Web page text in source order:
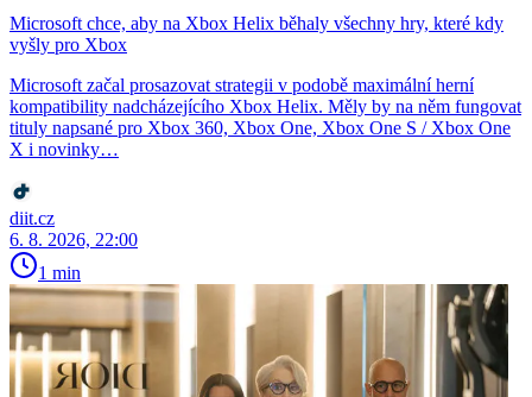
Microsoft chce, aby na Xbox Helix běhaly všechny hry, které kdy
vyšly pro Xbox
Microsoft začal prosazovat strategii v podobě maximální herní
kompatibility nadcházejícího Xbox Helix. Měly by na něm fungovat
tituly napsané pro Xbox 360, Xbox One, Xbox One S / Xbox One
X i novinky…
diit.cz
6. 8. 2026, 22:00
1 min